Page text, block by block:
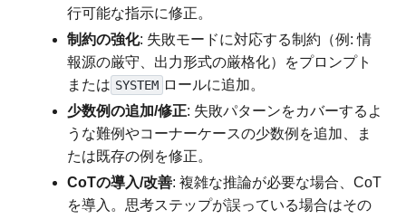
行可能な指示に修正。
制約の強化: 失敗モードに対応する制約（例: 情
報源の厳守、出力形式の厳格化）をプロンプト
または SYSTEM ロールに追加。
少数例の追加/修正: 失敗パターンをカバーするよ
うな難例やコーナーケースの少数例を追加、ま
たは既存の例を修正。
CoTの導入/改善: 複雑な推論が必要な場合、CoT
を導入。思考ステップが誤っている場合はその